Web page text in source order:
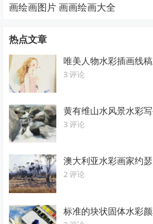
画绘画图片 画画绘画大全
热点文章
唯美人物水彩插画线
3 评论
黄有维山水风景水彩
3 评论
澳大利亚水彩画家约
2 评论
标准的块状固体水彩